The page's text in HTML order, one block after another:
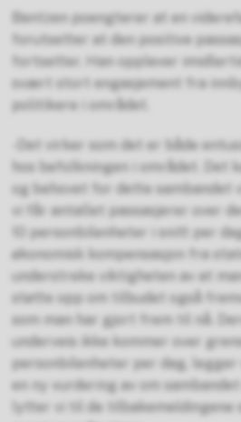
Bentzen poengterer at en
forutsetter at den positive
fortsetter. Han opplever
svært stort engasjement fra
politikere i området.
-Det virker som det er både
hos befolkningen i området. Det
og behovet for dette sambandet
vi får antallet passasjerer over
10 personbilenheter i snitt per
økonomisk kompensasjon fra
understreke viktigheten av at
støtte opp om tilbudet også
som man har gjort frem til nå.
underveis ikke kommer over
personbilenheter per dag,
en ny vurdering av om
lytter vi til de tilbakemeldingene